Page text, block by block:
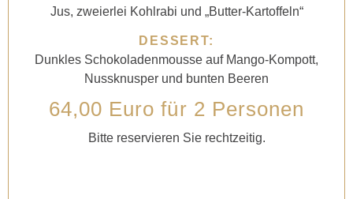
Jus, zweierlei Kohlrabi und „Butter-Kartoffeln“
DESSERT:
Dunkles Schokoladenmousse auf Mango-Kompott,
Nussknusper und bunten Beeren
64,00 Euro für 2 Personen
Bitte reservieren Sie rechtzeitig.